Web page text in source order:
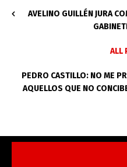
AVELINO GUILLÉN JURA
ALL
PEDRO CASTILLO: NO ME
AQUELLOS QUE NO